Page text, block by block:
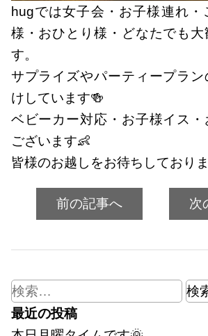
hugでは女子会・お子様連れ・
様・おひとり様・どなたでも大
す。
サプライズやパーティープラ
けしています🍻
ベビーカー対応・お子様イス・
ございます👶
皆様のお越しをお待ちしておりま
前の記事へ 次
検
索:
最近の投稿